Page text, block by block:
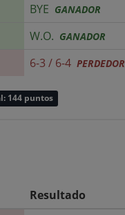
BYE GANADOR
W.O. GANADOR
6-3 / 6-4 PERDEDOR
144 puntos
Resultado